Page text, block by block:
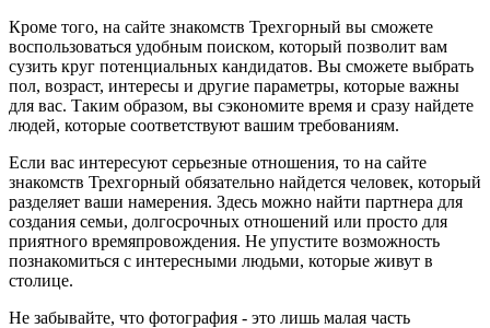
Кроме того, на сайте знакомств Трехгорный вы сможете
воспользоваться удобным поиском, который позволит вам
сузить круг потенциальных кандидатов. Вы сможете выбрать
пол, возраст, интересы и другие параметры, которые важны
для вас. Таким образом, вы сэкономите время и сразу найдете
людей, которые соответствуют вашим требованиям.
Если вас интересуют серьезные отношения, то на сайте
знакомств Трехгорный обязательно найдется человек, который
разделяет ваши намерения. Здесь можно найти партнера для
создания семьи, долгосрочных отношений или просто для
приятного времяпровождения. Не упустите возможность
познакомиться с интересными людьми, которые живут в
столице.
Не забывайте, что фотография - это лишь малая часть